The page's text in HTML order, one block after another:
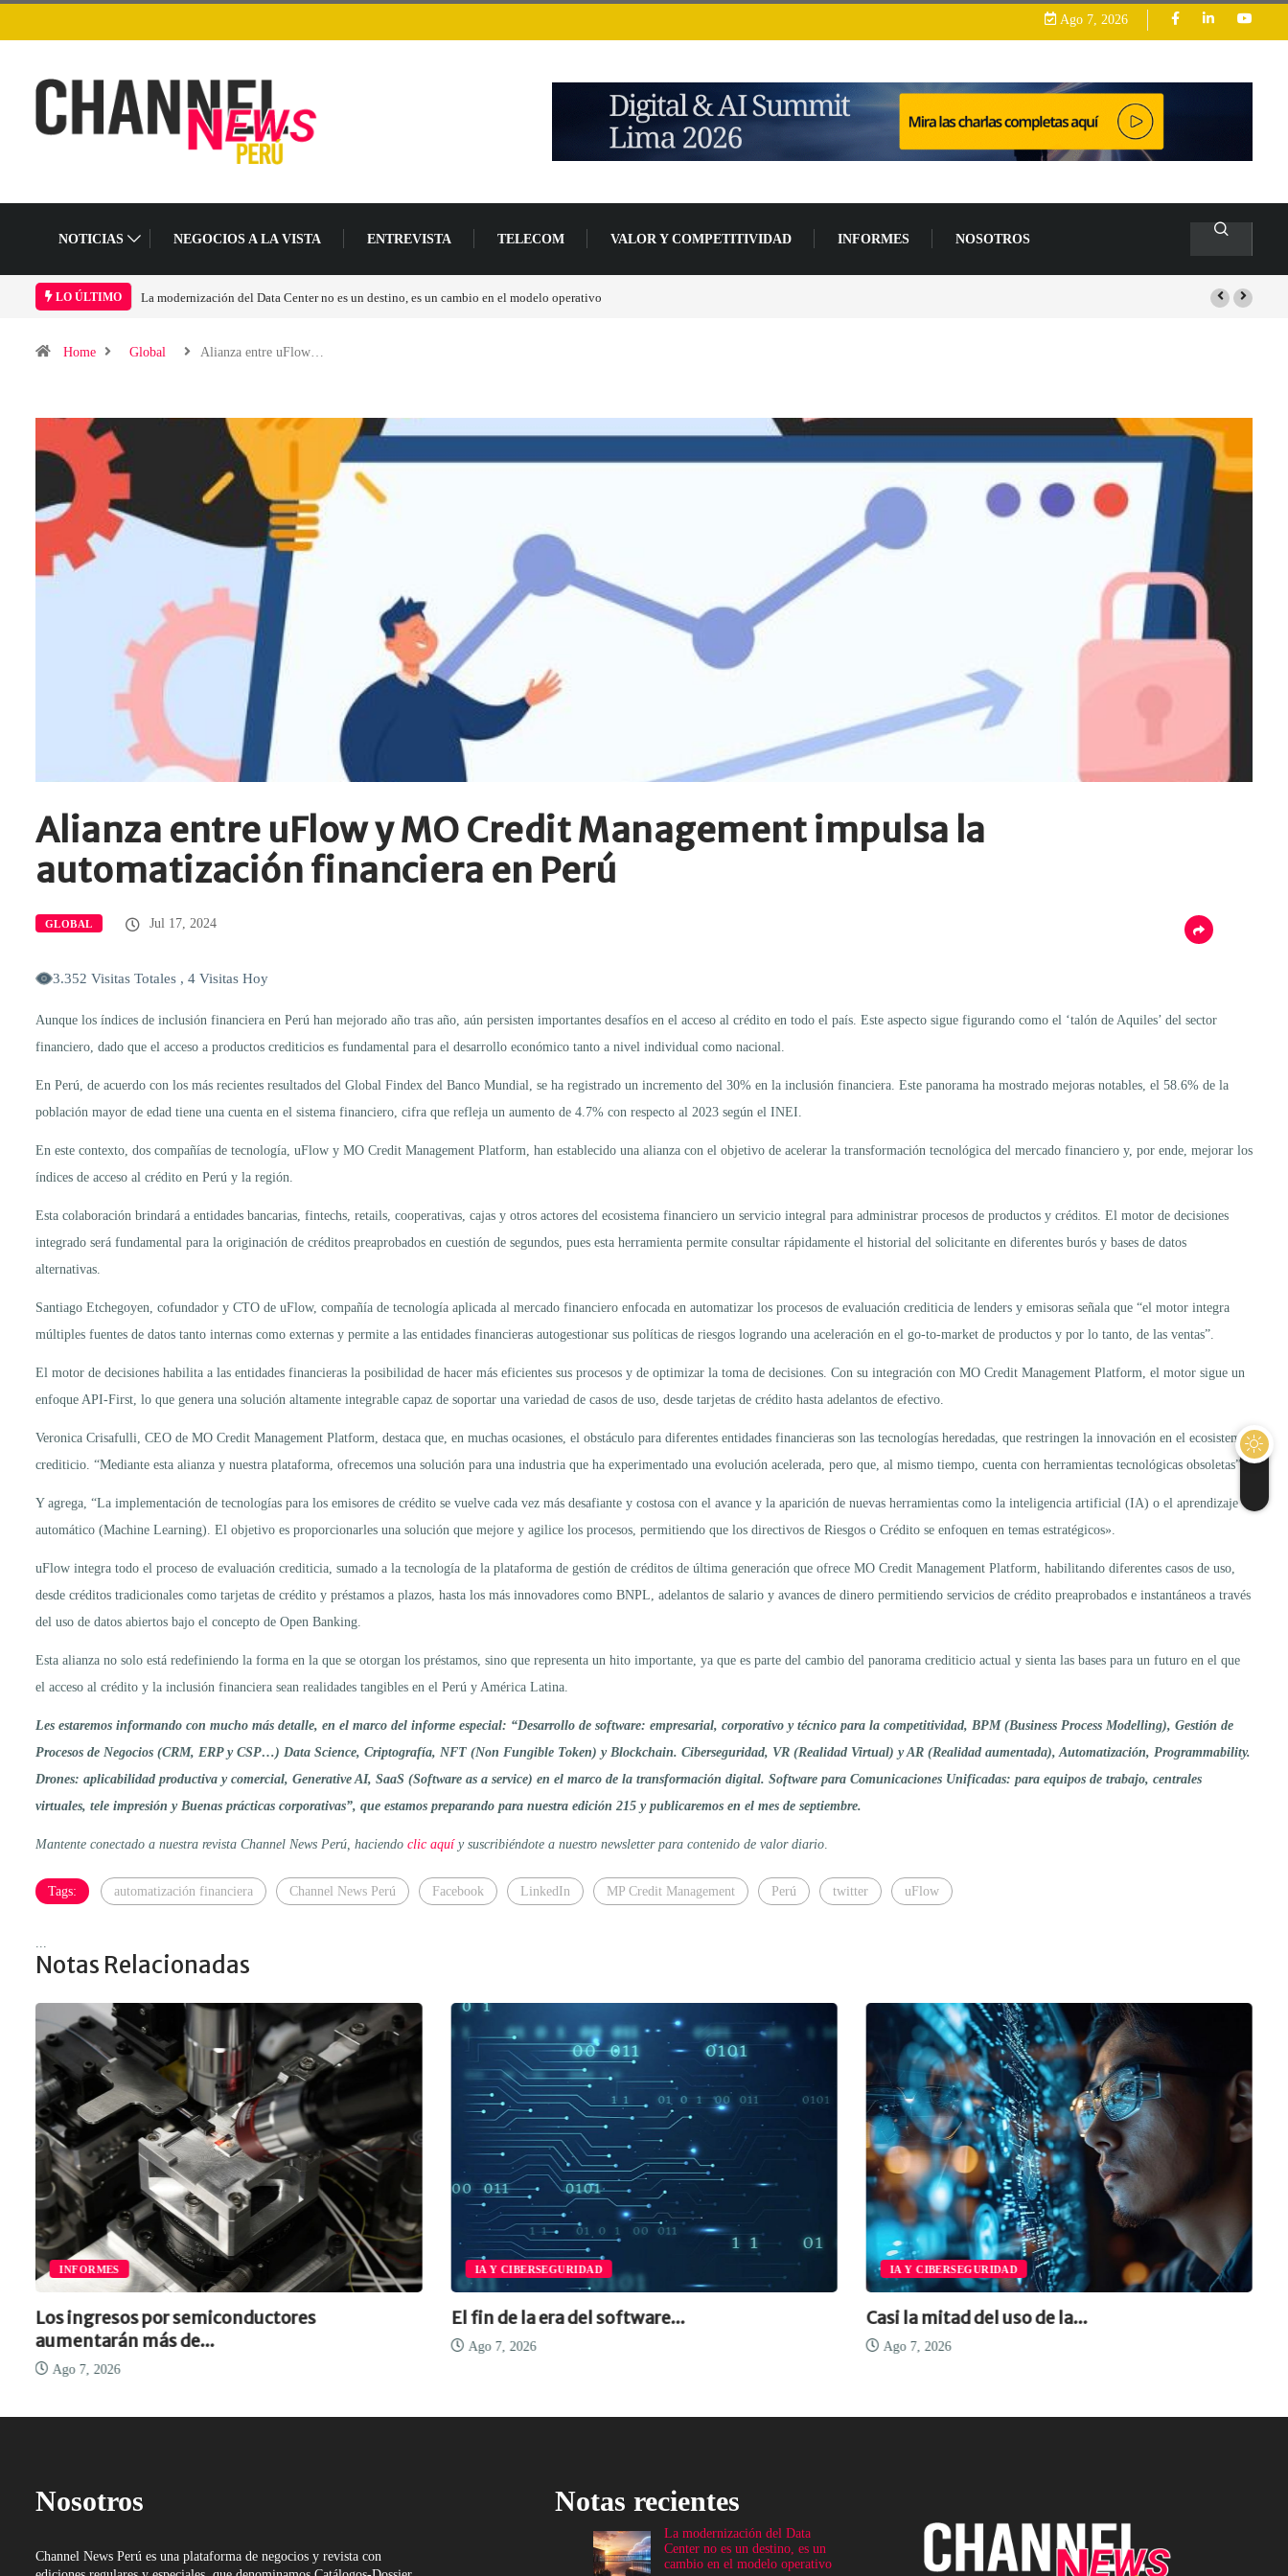
Ago 7, 2026
NOTICIAS NEGOCIOS A LA VISTA ENTREVISTA TELECOM VALOR Y COMPETITIVIDAD INFORMES NOSOTROS
LO ÚLTIMO
es un cambio en el modelo operativoLos ingresos por semiconductores aumentarán más de un 94 % en 2026
Home Global Alianza entre uFlow…
Alianza entre uFlow y MO Credit Management impulsa la
automatización financiera en Perú
GLOBAL Jul 17, 2024
3.352 Visitas Totales , 4 Visitas Hoy
Aunque los índices de inclusión financiera en Perú han mejorado año tras año, aún persisten importantes desafíos en el acceso al crédito en todo el país. Este aspecto sigue figurando como el ‘talón de Aquiles’ del sector
financiero, dado que el acceso a productos crediticios es fundamental para el desarrollo económico tanto a nivel individual como nacional.
En Perú, de acuerdo con los más recientes resultados del Global Findex del Banco Mundial, se ha registrado un incremento del 30% en la inclusión financiera. Este panorama ha mostrado mejoras notables, el 58.6% de la
población mayor de edad tiene una cuenta en el sistema financiero, cifra que refleja un aumento de 4.7% con respecto al 2023 según el INEI.
En este contexto, dos compañías de tecnología, uFlow y MO Credit Management Platform, han establecido una alianza con el objetivo de acelerar la transformación tecnológica del mercado financiero y, por ende, mejorar los
índices de acceso al crédito en Perú y la región.
Esta colaboración brindará a entidades bancarias, fintechs, retails, cooperativas, cajas y otros actores del ecosistema financiero un servicio integral para administrar procesos de productos y créditos. El motor de decisiones
integrado será fundamental para la originación de créditos preaprobados en cuestión de segundos, pues esta herramienta permite consultar rápidamente el historial del solicitante en diferentes burós y bases de datos
alternativas.
Santiago Etchegoyen, cofundador y CTO de uFlow, compañía de tecnología aplicada al mercado financiero enfocada en automatizar los procesos de evaluación crediticia de lenders y emisoras señala que “el motor integra
múltiples fuentes de datos tanto internas como externas y permite a las entidades financieras autogestionar sus políticas de riesgos logrando una aceleración en el go-to-market de productos y por lo tanto, de las ventas”.
El motor de decisiones habilita a las entidades financieras la posibilidad de hacer más eficientes sus procesos y de optimizar la toma de decisiones. Con su integración con MO Credit Management Platform, el motor sigue un
enfoque API-First, lo que genera una solución altamente integrable capaz de soportar una variedad de casos de uso, desde tarjetas de crédito hasta adelantos de efectivo.
Veronica Crisafulli, CEO de MO Credit Management Platform, destaca que, en muchas ocasiones, el obstáculo para diferentes entidades financieras son las tecnologías heredadas, que restringen la innovación en el ecosistema
crediticio. “Mediante esta alianza y nuestra plataforma, ofrecemos una solución para una industria que ha experimentado una evolución acelerada, pero que, al mismo tiempo, cuenta con herramientas tecnológicas obsoletas”.
Y agrega, “La implementación de tecnologías para los emisores de crédito se vuelve cada vez más desafiante y costosa con el avance y la aparición de nuevas herramientas como la inteligencia artificial (IA) o el aprendizaje
automático (Machine Learning). El objetivo es proporcionarles una solución que mejore y agilice los procesos, permitiendo que los directivos de Riesgos o Crédito se enfoquen en temas estratégicos».
uFlow integra todo el proceso de evaluación crediticia, sumado a la tecnología de la plataforma de gestión de créditos de última generación que ofrece MO Credit Management Platform, habilitando diferentes casos de uso,
desde créditos tradicionales como tarjetas de crédito y préstamos a plazos, hasta los más innovadores como BNPL, adelantos de salario y avances de dinero permitiendo servicios de crédito preaprobados e instantáneos a través
del uso de datos abiertos bajo el concepto de Open Banking.
Esta alianza no solo está redefiniendo la forma en la que se otorgan los préstamos, sino que representa un hito importante, ya que es parte del cambio del panorama crediticio actual y sienta las bases para un futuro en el que
el acceso al crédito y la inclusión financiera sean realidades tangibles en el Perú y América Latina.
Les estaremos informando con mucho más detalle, en el marco del informe especial: “Desarrollo de software: empresarial, corporativo y técnico para la competitividad, BPM (Business Process Modelling), Gestión de
Procesos de Negocios (CRM, ERP y CSP…) Data Science, Criptografía, NFT (Non Fungible Token) y Blockchain. Ciberseguridad, VR (Realidad Virtual) y AR (Realidad aumentada), Automatización, Programmability.
Drones: aplicabilidad productiva y comercial, Generative AI, SaaS (Software as a service) en el marco de la transformación digital. Software para Comunicaciones Unificadas: para equipos de trabajo, centrales
virtuales, tele impresión y Buenas prácticas corporativas”, que estamos preparando para nuestra edición 215 y publicaremos en el mes de septiembre.
Mantente conectado a nuestra revista Channel News Perú, haciendo clic aquíy suscribiéndote a nuestro newsletter para contenido de valor diario
Tags: automatización financiera Channel News Perú Facebook LinkedIn MP Credit Management Perú twitter uFlow
Notas Relacionadas
INFORMES
Los ingresos por semiconductores
aumentarán más de...
Ago 7, 2026
IA Y CIBERSEGURIDAD
El fin de la era del software...
Ago 7, 2026
IA Y CIBERSEGURIDAD
Casi la mitad del uso de la...
Ago 7, 2026
Nosotros
Channel News Perú es una plataforma de negocios y revista con
Notas recientes
La modernización del Data
Center no es un destino, es un
cambio en el modelo operativo